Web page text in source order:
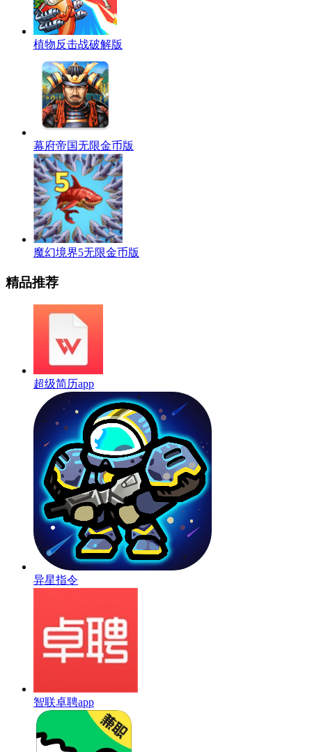
植物反击战破解版
幕府帝国无限金币版
魔幻境界5无限金币版
精品推荐
超级简历app
异星指令
智联卓聘app